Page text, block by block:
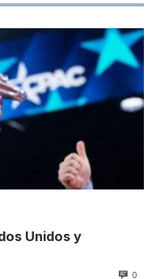
Unidos y
0